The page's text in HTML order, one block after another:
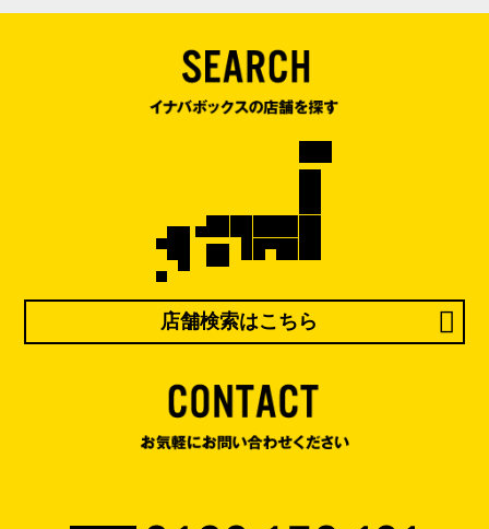
店舗検索はこちら